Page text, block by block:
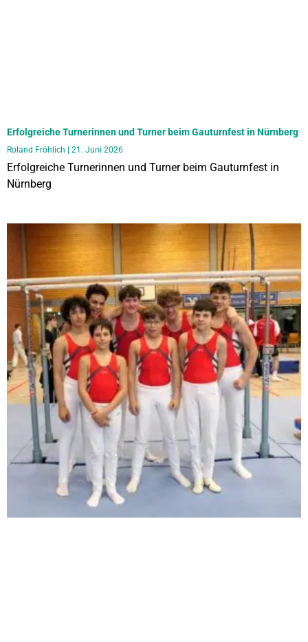
Erfolgreiche Turnerinnen und Turner beim Gauturnfest in Nürnberg
Roland Fröhlich 21. Juni 2026
Erfolgreiche Turnerinnen und Turner beim Gauturnfest in
Nürnberg